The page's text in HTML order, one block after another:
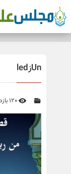
Unزled